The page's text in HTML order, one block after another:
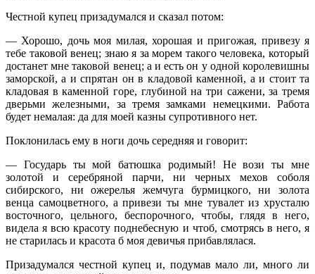
Честной купец призадумался и сказал потом:
— Хорошо, дочь моя милая, хорошая и пригожая, привезу я
тебе таковой венец; знаю я за морем такого человека, который
достанет мне таковой венец; а и есть он у одной королевишны
заморской, а и спрятан он в кладовой каменной, а и стоит та
кладовая в каменной горе, глубиной на три сажени, за тремя
дверьми железными, за тремя замками немецкими. Работа
будет немалая: да для моей казны супротивного нет.
Поклонилась ему в ноги дочь середняя и говорит:
— Государь ты мой батюшка родимый! Не вози ты мне
золотой и серебряной парчи, ни черных мехов соболя
сибирского, ни ожерелья жемчуга бурмицкого, ни золота
венца самоцветного, а привези ты мне тувалет из хрусталю
восточного, цельного, беспорочного, чтобы, глядя в него,
видела я всю красоту поднебесную и чтоб, смотрясь в него, я
не старилась и красота б моя девичья прибавлялася.
Призадумался честной купец и, подумав мало ли, много ли